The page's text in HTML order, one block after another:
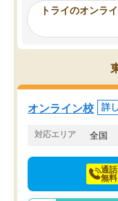
ったんですが、学生
み、徐々に成績が上
思っていました。何
を的確に指導いただ
くりするほど楽しん
塾を受けています。
つ成績も上がり、苦
てきたので、さらに
でお願いしました。
トライのオンラ
オンライン校 詳
対応エリア 全国
通話
無料